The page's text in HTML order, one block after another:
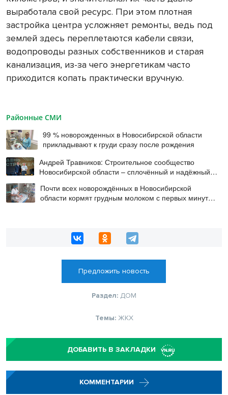
выработала свой ресурс. При этом плотная
застройка центра усложняет ремонты, ведь под
землей здесь переплетаются кабели связи,
водопроводы разных собственников и старая
канализация, из-за чего энергетикам часто
приходится копать практически вручную.
Районные СМИ
99 % новорожденных в Новосибирской области
прикладывают к груди сразу после рождения
Андрей Травников: Строительное сообщество
Новосибирской области – сплочённый и надёжный
Почти всех новорождённых в Новосибирской
области кормят грудным молоком с первых минут
Предложить новость
Раздел: ДОМ
Темы: ЖКХ
ДОБАВИТЬ В ЗАКЛАДКИ
КОММЕНТАРИИ